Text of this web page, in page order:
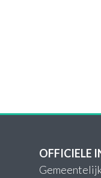
OFFICIELE